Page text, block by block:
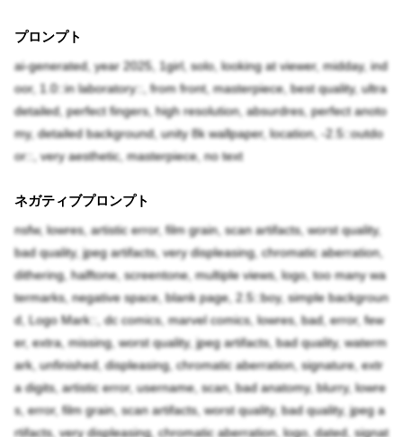
プロンプト
ai-generated, year 2025, 1girl, solo, looking at viewer, midday, ind
oor, 1.0::in laboratory::, from front, masterpiece, best quality, ultra
detailed, perfect fingers, high resolution, absurdres, perfect anoto
my, detailed background, unity 8k wallpaper, location, -2.5::outdo
or::, very aesthetic, masterpiece, no text
ネガティブプロンプト
nsfw, lowres, artistic error, film grain, scan artifacts, worst quality,
bad quality, jpeg artifacts, very displeasing, chromatic aberration,
dithering, halftone, screentone, multiple views, logo, too many wa
termarks, negative space, blank page, 2.5::boy, simple backgroun
d, Logo Mark::, dc comics, marvel comics, lowres, bad, error, few
er, extra, missing, worst quality, jpeg artifacts, bad quality, waterm
ark, unfinished, displeasing, chromatic aberration, signature, extr
a digits, artistic error, username, scan, bad anatomy, blurry, lowre
s, error, film grain, scan artifacts, worst quality, bad quality, jpeg a
rtifacts, very displeasing, chromatic aberration, logo, dated, signat